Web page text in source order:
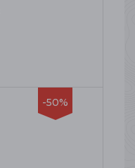
-50%